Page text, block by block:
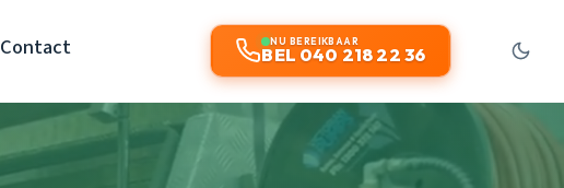
Contact NU BEREIKBAAR
BEL 040 218 22 36